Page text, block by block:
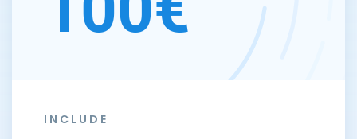
INCLUDE